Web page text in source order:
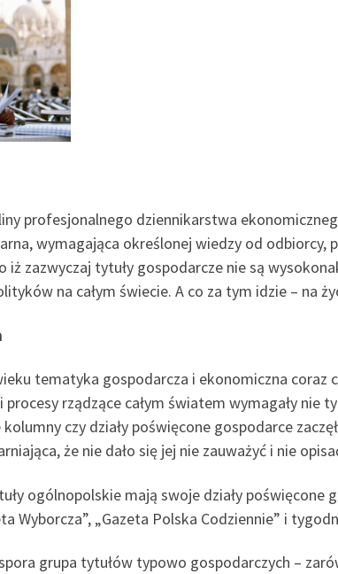
profesjonalnego dziennikarstwa
wymagająca określonej wiedzy od
zazwyczaj tytuły gospodarcze nie są
na całym świecie. A co za tym idzie – na
tematyka gospodarcza i ekonomiczna coraz
rządzące całym światem wymagały nie
czy działy poświęcone gospodarce
że nie dało się jej nie zauważyć i nie
ogólnopolskie mają swoje działy
Wyborcza”, „Gazeta Polska Codziennie” i
grupa tytułów typowo gospodarczych –